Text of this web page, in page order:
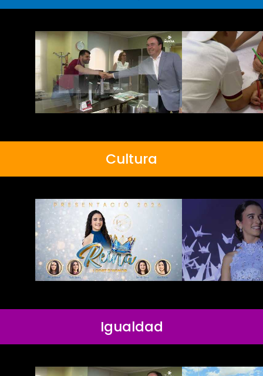
Cultura
Igualdad